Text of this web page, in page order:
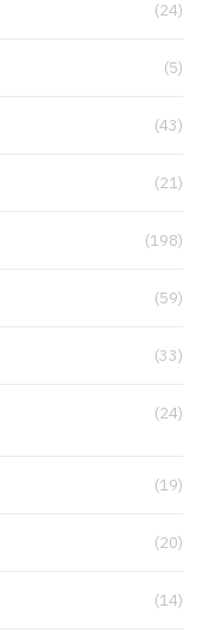
(24)
(5)
(43)
(21)
(198)
(59)
(33)
(24)
(19)
(20)
(14)